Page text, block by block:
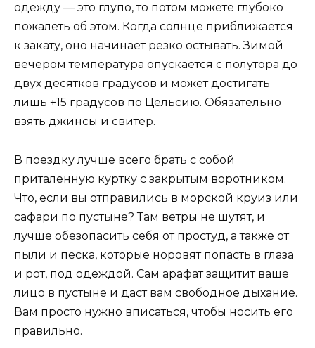
одежду — это глупо, то потом можете глубоко
пожалеть об этом. Когда солнце приближается
к закату, оно начинает резко остывать. Зимой
вечером температура опускается с полутора до
двух десятков градусов и может достигать
лишь +15 градусов по Цельсию. Обязательно
взять джинсы и свитер.
В поездку лучше всего брать с собой
приталенную куртку с закрытым воротником.
Что, если вы отправились в морской круиз или
сафари по пустыне? Там ветры не шутят, и
лучше обезопасить себя от простуд, а также от
пыли и песка, которые норовят попасть в глаза
и рот, под одеждой. Сам арафат защитит ваше
лицо в пустыне и даст вам свободное дыхание.
Вам просто нужно вписаться, чтобы носить его
правильно.